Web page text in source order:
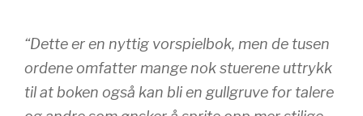
“Dette er en nyttig vorspielbok, men de tusen
ordene omfatter mange nok stuerene uttrykk
til at boken også kan bli en gullgruve for talere